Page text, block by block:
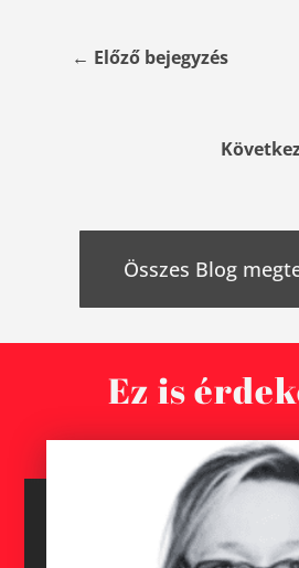
← Előző bejegyzés
Összes Blog
Ez is